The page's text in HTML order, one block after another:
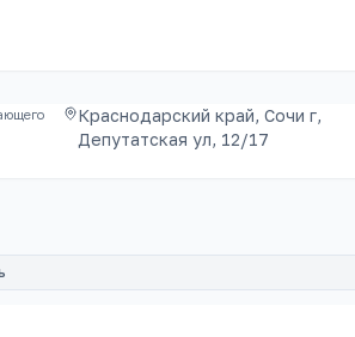
Краснодарский край, Сочи г,
Депутатская ул, 12/17